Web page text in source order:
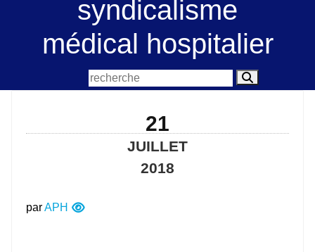
syndicalisme
médical hospitalier
21
JUILLET
2018
parAPH